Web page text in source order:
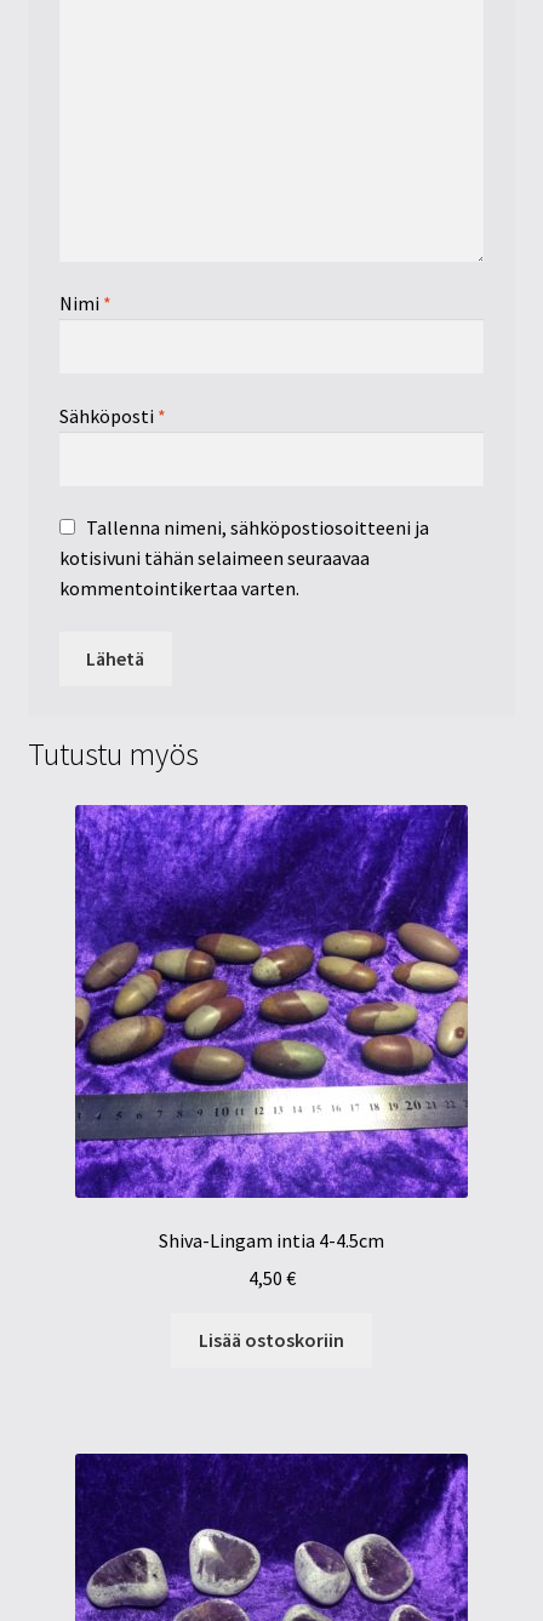
Nimi *
Sähköposti *
Tallenna nimeni, sähköpostiosoitteeni ja
kotisivuni tähän selaimeen seuraavaa
kommentointikertaa varten.
Tutustu myös
Shiva-Lingam intia 4-4.5cm
4,50 €
Lisää ostoskoriin